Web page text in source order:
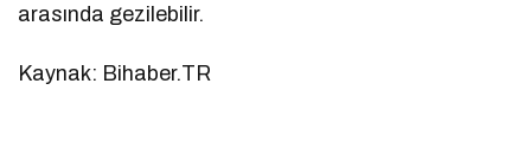
arasında gezilebilir.
Kaynak: Bihaber.TR